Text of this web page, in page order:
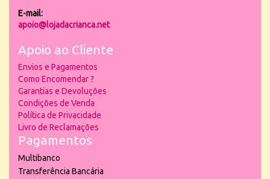
E-mail:
apoio@lojadacrianca.net
Apoio ao Cliente
Envios e Pagamentos
Como Encomendar ?
Garantias e Devoluções
Condições de Venda
Política de Privacidade
Livro de Reclamações
Pagamentos
Multibanco
Transferência Bancária